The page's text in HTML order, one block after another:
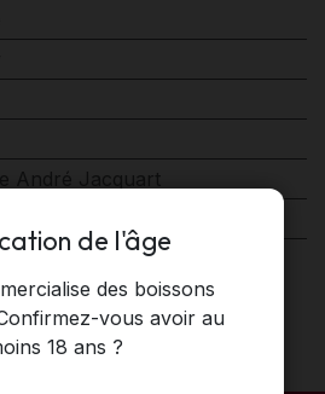
de l'âge
des boissons
vous avoir au
18 ans ?
André Jacquart